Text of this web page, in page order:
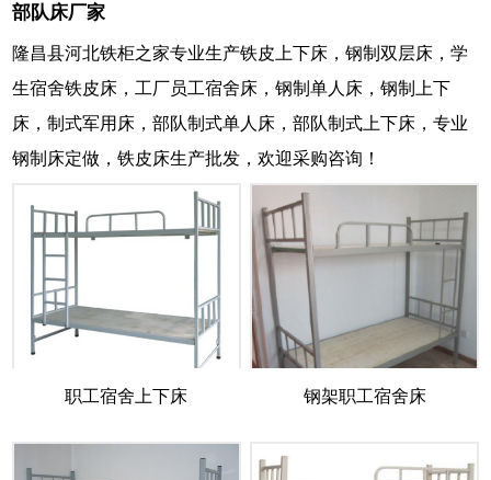
部队床厂家
隆昌县河北铁柜之家专业生产铁皮上下床，钢制双层床，学
生宿舍铁皮床，工厂员工宿舍床，钢制单人床，钢制上下
床，制式军用床，部队制式单人床，部队制式上下床，专业
钢制床定做，铁皮床生产批发，欢迎采购咨询！
职工宿舍上下床 钢架职工宿舍床